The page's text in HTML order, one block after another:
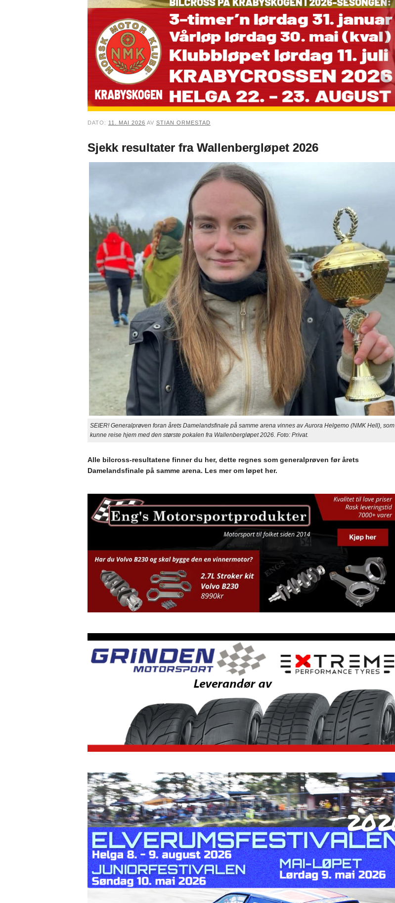
DATO: 11. MAI 2026 AV STIAN ORMESTAD
Sjekk resultater fra Wallenbergløpet 2026
SEIER! Generalprøven foran årets Damelandsfinale på samme arena vinnes av Aurora Helgemo (NMK Hell), som
kunne reise hjem med den største pokalen fra Wallenbergløpet 2026. Foto: Privat.
Alle bilcross-resultatene finner du her, dette regnes som generalprøven før årets
Damelandsfinale på samme arena. Les mer om løpet her.